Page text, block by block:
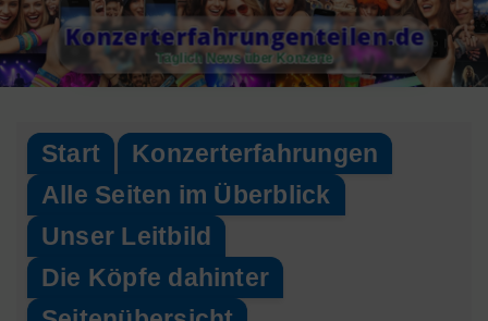
Skip
to
content
Konzerterfahrungenteilen.de
Täglich News über Konzerte
Start
Konzerterfahrungen
Alle Seiten im Überblick
Unser Leitbild
Die Köpfe dahinter